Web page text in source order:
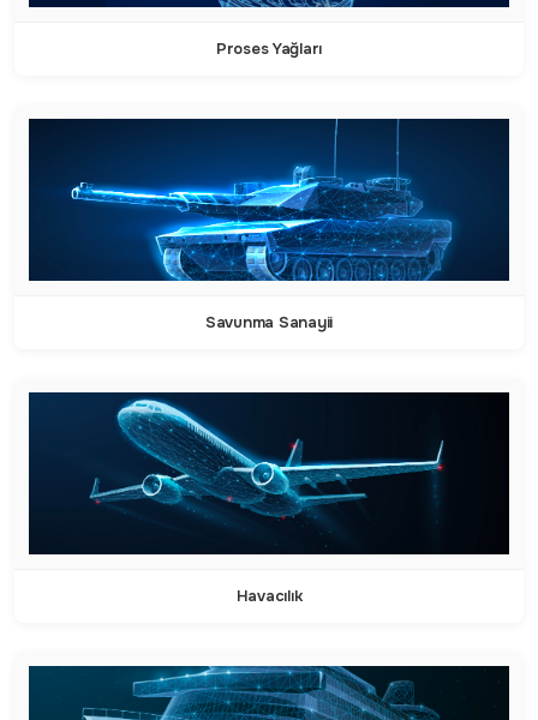
Proses Yağları
Savunma Sanayii
Havacılık